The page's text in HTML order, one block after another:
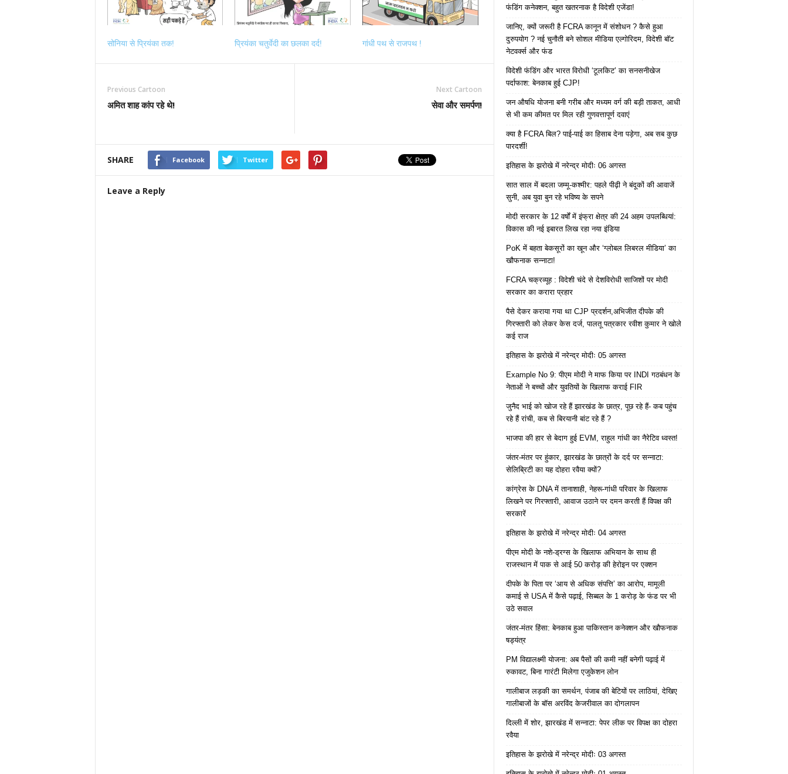
सोनिया से प्रियंका तक! प्रियंका चतुर्वेदी का छलका दर्द! गांधी पथ से राजपथ !
Previous Cartoon
अमित शाह कांप रहे थे!
Next Cartoon
सेवा और समर्पण!
SHARE Facebook Twitter
Leave a Reply
फंडिंग कनेक्शन, बहुत खतरनाक है विदेशी एजेंडा!
जानिए, क्यों जरूरी है FCRA कानून में संशोधन ? कैसे हुआ
दुरुपयोग ? नई चुनौती बने सोशल मीडिया एल्गोरिदम, विदेशी बॉट
नेटवर्क्स और फंड
विदेशी फंडिंग और भारत विरोधी ‘टूलकिट’ का सनसनीखेज
पर्दाफाश: बेनकाब हुई CJP!
जन औषधि योजना बनी गरीब और मध्यम वर्ग की बड़ी ताकत, आधी
से भी कम कीमत पर मिल रही गुणवत्तापूर्ण दवाएं
क्या है FCRA बिल? पाई-पाई का हिसाब देना पड़ेगा, अब सब कुछ
पारदर्शी!
इतिहास के झरोखे में नरेन्द्र मोदीः 06 अगस्त
सात साल में बदला जम्मू-कश्मीर: पहले पीढ़ी ने बंदूकों की आवाजें
सुनी, अब युवा बुन रहे भविष्य के सपने
मोदी सरकार के 12 वर्षों में इंफ्रा क्षेत्र की 24 अहम उपलब्धियां:
विकास की नई इबारत लिख रहा नया इंडिया
PoK में बहता बेकसूरों का खून और ‘ग्लोबल लिबरल मीडिया’ का
खौफनाक सन्नाटा!
FCRA चक्रव्यूह : विदेशी चंदे से देशविरोधी साजिशों पर मोदी
सरकार का करारा प्रहार
पैसे देकर कराया गया था CJP प्रदर्शन,अभिजीत दीपके की
गिरफ्तारी को लेकर केस दर्ज, पालतू पत्रकार रवीश कुमार ने खोले
कई राज
इतिहास के झरोखे में नरेन्द्र मोदीः 05 अगस्त
Example No 9: पीएम मोदी ने माफ किया पर INDI गठबंधन के
नेताओं ने बच्चों और युवतियों के खिलाफ कराई FIR
जुनैद भाई को खोज रहे हैं झारखंड के छात्र, पूछ रहे हैं- कब पहुंच
रहे हैं रांची, कब से बिरयानी बांट रहे हैं ?
भाजपा की हार से बेदाग हुई EVM, राहुल गांधी का नैरेटिव ध्वस्त!
जंतर-मंतर पर हुंकार, झारखंड के छात्रों के दर्द पर सन्नाटा:
सेलिब्रिटी का यह दोहरा रवैया क्यों?
कांग्रेस के DNA में तानाशाही, नेहरू-गांधी परिवार के खिलाफ
लिखने पर गिरफ्तारी, आवाज उठाने पर दमन करती हैं विपक्ष की
सरकारें
इतिहास के झरोखे में नरेन्द्र मोदीः 04 अगस्त
पीएम मोदी के नशे-ड्रग्स के खिलाफ अभियान के साथ ही
राजस्थान में पाक से आई 50 करोड़ की हेरोइन पर एक्शन
दीपके के पिता पर ‘आय से अधिक संपत्ति’ का आरोप, मामूली
कमाई से USA में कैसे पढ़ाई, सिब्बल के 1 करोड़ के फंड पर भी
उठे सवाल
जंतर-मंतर हिंसा: बेनकाब हुआ पाकिस्तान कनेक्शन और खौफनाक
षड्यंत्र
PM विद्यालक्ष्मी योजना: अब पैसों की कमी नहीं बनेगी पढ़ाई में
रुकावट, बिना गारंटी मिलेगा एजुकेशन लोन
गालीबाज लड़की का समर्थन, पंजाब की बेटियों पर लाठियां, देखिए
गालीबाजों के बॉस अरविंद केजरीवाल का दोगलापन
दिल्ली में शोर, झारखंड में सन्नाटा: पेपर लीक पर विपक्ष का दोहरा
रवैया
इतिहास के झरोखे में नरेन्द्र मोदीः 03 अगस्त